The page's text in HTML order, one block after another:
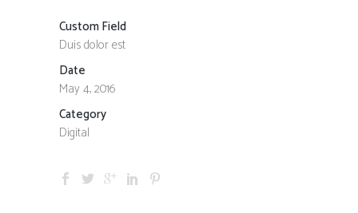
Custom Field
Duis dolor est
Date
May 4, 2016
Category
Digital